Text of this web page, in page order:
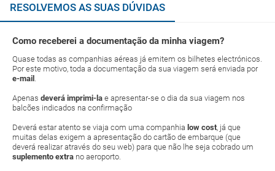
RESOLVEMOS AS SUAS DÚVIDAS
Como receberei a documentação da minha viagem?
Quase todas as companhias aéreas já emitem os bilhetes electrónicos.
Por este motivo, toda a documentação da sua viagem será enviada por
e-mail .
Apenas deverá imprimi-la e apresentar-se o dia da sua viagem nos
balcões indicados na confirmação
Deverá estar atento se viaja com uma companhia low cost, já que
muitas delas exigem a apresentação do cartão de embarque (que
deverá realizar através do seu web) para que não lhe seja cobrado um
suplemento extra no aeroporto.